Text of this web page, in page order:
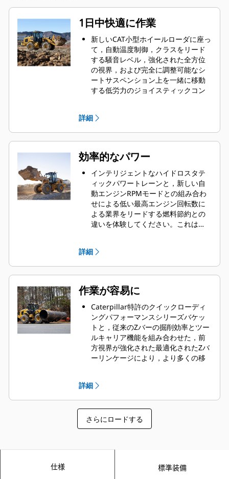
1日中快適に作業
新しいCAT小型ホイールローダに座っ
て，自動温度制御，クラスをリード
する騒音レベル，強化された全方位
の視界，および完全に調整可能なシ
ートサスペンション上を一緒に移動
する低労力のジョイスティックコン
とスムーズで予測可能なコントロー
ルが組み合わされた広々とした運転
席により，現場で最も快適なシート
となります。
マルチビューカメラと後方障害物検
知機能へのアップグレードにより，
作業現場での視界がさらに広がると
同時に，新オプションのフォースフ
ィードバック・ジョイスティックス
テアリングにより，長時間のシフト
でも安心感が持続します。オペレー
シートベルト着用中は，シートベル
トを着用するよう注意を促します。
詳細
効率的なパワー
インテリジェントなハイドロスタテ
ィックパワートレーンと，新しい自
動エンジンRPMモードとの組み合わ
せによる低い最高エンジン回転数に
よる業界をリードする燃料節約との
違いを体験してください。これは，
ョンを最適化し，ホイールのスリッ
プを最小限に抑える新しい自動ホイ
ールトルクシステムは，タイヤの寿
命を最大限に延ばし，運転経費を低
く抑えながら，最高の性能を発揮す
るようにチューニングされていま
す。CAT PAYLOADを使えば，生産状
況を追跡し，積載目標を正確に達成
できます。
詳細
作業が容易に
Caterpillar特許のクイックローディ
ングパフォーマンスシリーズバケッ
トと，従来のZバーの掘削効率とツー
ルキャリア機能を組み合わせた，前
方視界が強化された最適化されたZバ
ーリンケージにより，より多くの移
り，正確なコントロールで自信を持
って荷物を扱えます。
各システム専用のポンプと，インテ
リジェントなパワーマネージメント
システムによって制御されるフロー
多機能作業がかつてないほど簡単に
テアリング，ドライブを同時に実現
詳細
さらにロードする
仕様 標準装備